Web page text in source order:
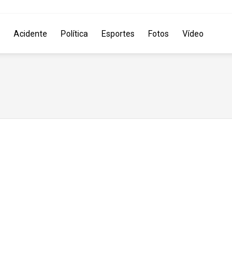
Acidente Política Esportes Fotos Vídeo